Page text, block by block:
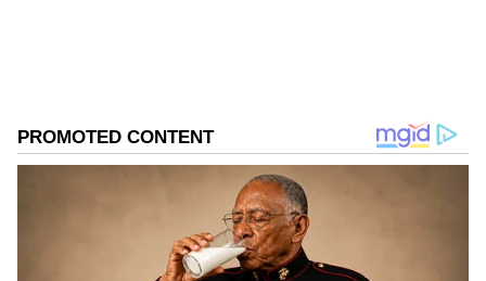
గూగుల్‌లో ఆసక్తికరమైన సమాచారం కోసం ఏసియానెట్ తెలుగు
ను మీ ఫ్రిఫర్డ్ సోర్స్ గా ఎంచుకోండి